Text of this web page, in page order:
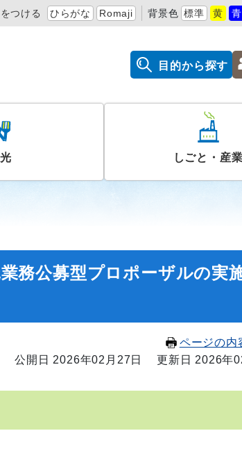
つける ひらがな Romaji 背景色 標準 黄 青
目的から探す
しごと・産業
務公募型プロポーザルの実
ページの内
公開日 2026年02月27日
更新日 2026年